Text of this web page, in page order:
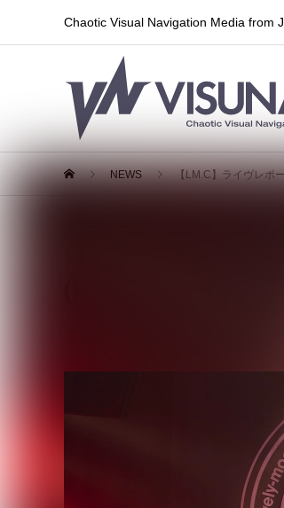
Chaotic Visual Navigation Media from
NEWS 【LM.C】ライヴレ